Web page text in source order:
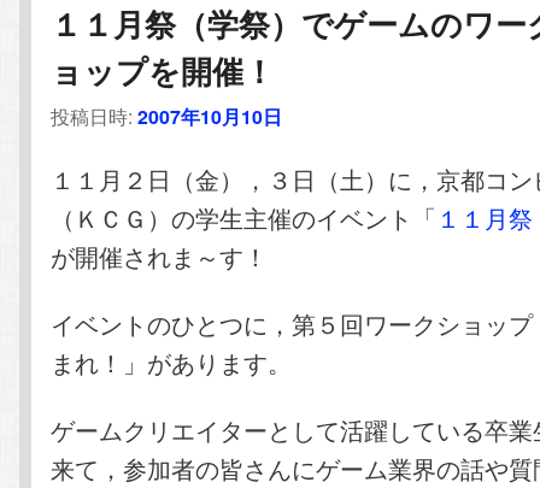
１１月祭（学祭）でゲームのワー
ョップを開催！
投稿日時:2007年10月10日
１１月２日（金），３日（土）に，京都コ
（ＫＣＧ）の学生主催のイベント「 １１月
が開催されま～す！
イベントのひとつに，第５回ワークショッ
まれ！」があります。
ゲームクリエイターとして活躍している卒
来て，参加者の皆さんにゲーム業界の話や